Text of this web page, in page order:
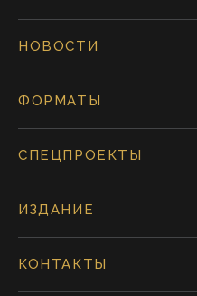
НОВОСТИ
ФОРМАТЫ
СПЕЦПРОЕКТЫ
ИЗДАНИЕ
КОНТАКТЫ